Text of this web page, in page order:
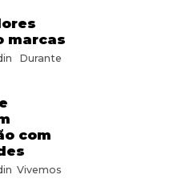
marcas
Durante
com
Vivemos